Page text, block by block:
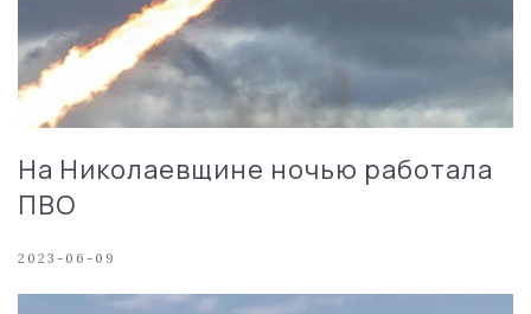
На Николаевщине ночью работала
ПВО
2023-06-09